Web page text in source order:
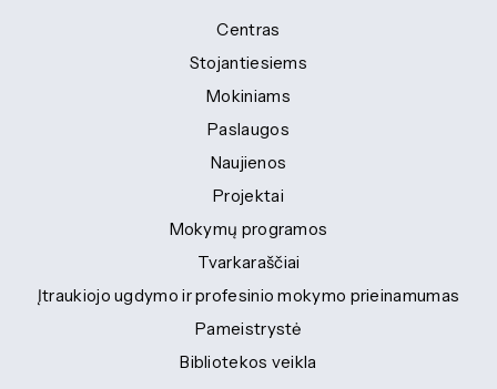
Centras
Stojantiesiems
Mokiniams
Paslaugos
Naujienos
Projektai
Mokymų programos
Tvarkaraščiai
Įtraukiojo ugdymo ir profesinio mokymo prieinamumas
Pameistrystė
Bibliotekos veikla